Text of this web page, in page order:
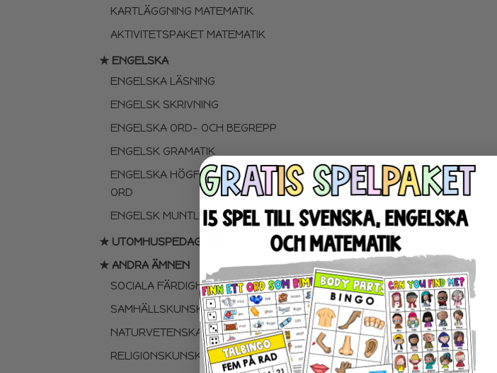
KARTLÄGGNING MATEMATIK
AKTIVITETSPAKET MATEMATIK
★ ENGELSKA
ENGELSKA LÄSNING
ENGELSK SKRIVNING
ENGELSKA ORD- OCH BEGREPP
ENGELSK GRAMATIK
ENGELSKA HÖGFREKVENTA
ORD
ENGELSK MUNTLIGA FÄRDIGHET
★ UTOMHUSPEDAGOGIK
★ ANDRA ÄMNEN
SOCIALA FÄRDIGHETER
SAMHÄLLSKUNSKAP
NATURVETENSKAP
RELIGIONSKUNSKAP